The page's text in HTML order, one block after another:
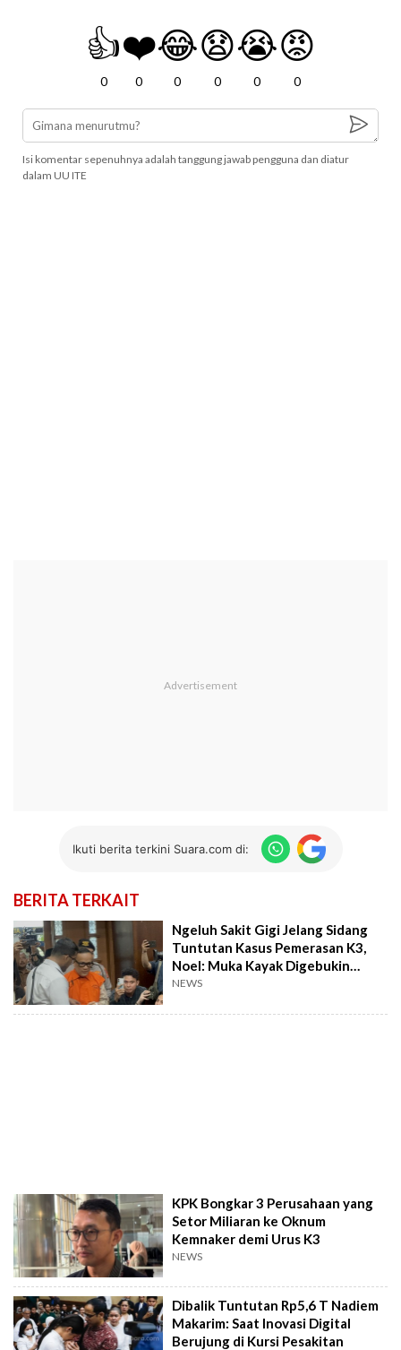
👍
0
❤️
0
😂
0
😧
0
😭
0
😡
0
Isi komentar sepenuhnya adalah tanggung jawab pengguna dan diatur
dalam UU ITE
Ikuti berita terkini Suara.com di:
BERITA TERKAIT
Ngeluh Sakit Gigi Jelang Sidang
Tuntutan Kasus Pemerasan K3,
Noel: Muka Kayak Digebukin
Tahanan!
NEWS
KPK Bongkar 3 Perusahaan yang
Setor Miliaran ke Oknum
Kemnaker demi Urus K3
NEWS
Dibalik Tuntutan Rp5,6 T Nadiem
Makarim: Saat Inovasi Digital
Berujung di Kursi Pesakitan